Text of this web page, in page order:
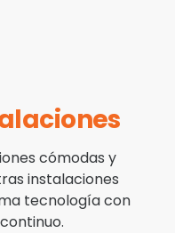
cómodas y
instalaciones
tecnología con